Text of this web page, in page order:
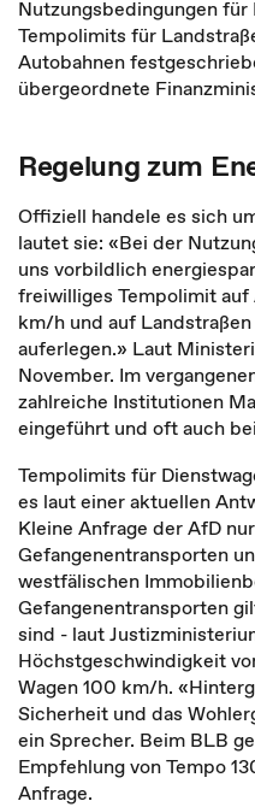
Nutzungsbedingungen für
Tempolimits für
Autobahnen
übergeordnete
Regelung zum
Offiziell handele es sich
lautet sie: «Bei der
uns vorbildlich
freiwilliges Tempolimit auf
km/h und auf
auferlegen.» Laut
November. Im
zahlreiche Institutionen
eingeführt und oft auch
Tempolimits für
es laut einer aktuellen
Kleine Anfrage der AfD
Gefangenentransporten
westfälischen
Gefangenentransporten
sind - laut
Höchstgeschwindigkeit
Wagen 100 km/h.
Sicherheit und das
ein Sprecher. Beim BLB
Empfehlung von Tempo
Anfrage.